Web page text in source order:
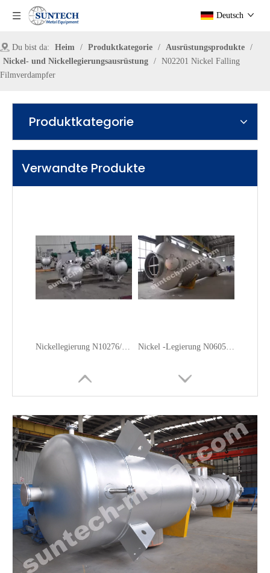
Deutsch
Du bist da: Heim / Produktkategorie / Ausrüstungsprodukte /
Nickel- und Nickellegierungsausrüstung / N02201 Nickel Falling
Filmverdampfer
Produktkategorie
Verwandte Produkte
N02201 Wärmetauscher
Nickellegierung N10276/Hastelloy C-276 Wärmetauscher Nickel -Legierung N06059 Scrubber für Entmischung und Denitrifizierung Abgasreinigung (EGC)
Nickel N02201 Verdampfer Chloralkali -Industrie